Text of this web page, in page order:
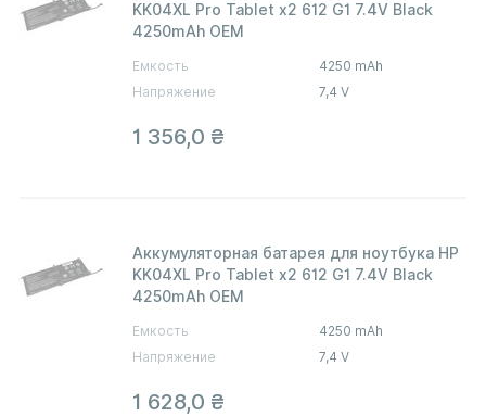
KK04XL Pro Tablet x2 612 G1 7.4V Black
4250mAh OEM
Емкость
4250 mAh
Напряжение
7,4 V
1 356,0 ₴
Аккумуляторная батарея для ноутбука HP
KK04XL Pro Tablet x2 612 G1 7.4V Black
4250mAh OEM
Емкость
4250 mAh
Напряжение
7,4 V
1 628,0 ₴